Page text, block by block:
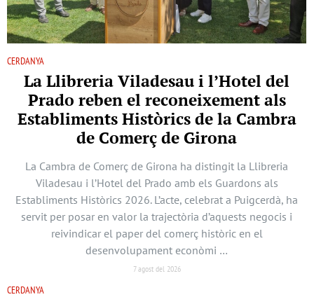
CERDANYA
La Llibreria Viladesau i l’Hotel del
Prado reben el reconeixement als
Establiments Històrics de la Cambra
de Comerç de Girona
La Cambra de Comerç de Girona ha distingit la Llibreria
Viladesau i l’Hotel del Prado amb els Guardons als
Establiments Històrics 2026. L’acte, celebrat a Puigcerdà, ha
servit per posar en valor la trajectòria d’aquests negocis i
reivindicar el paper del comerç històric en el
desenvolupament econòmi …
7 agost del 2026
CERDANYA